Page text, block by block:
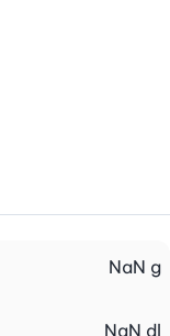
NaN g
NaN dl